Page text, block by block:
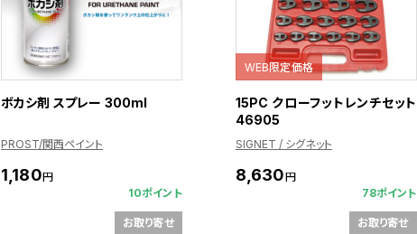
ボカシ剤 スプレー 300ml
PROST/関西ペイント
1,180円
10ポイント
お取り寄せ
WEB限定価格
15PC クローフットレンチセット
46905
SIGNET / シグネット
8,630円
78ポイント
お取り寄せ